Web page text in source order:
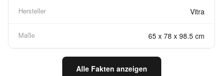
Hersteller Vitra
Maße 65 x 78 x 98.5 cm
Alle Fakten anzeigen